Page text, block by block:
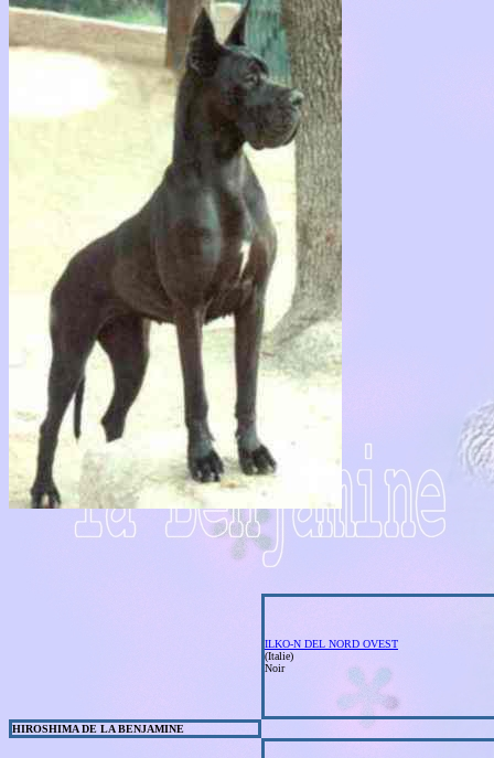
ILKO-N DEL NORD OVEST
(Italie)
Noir
HIROSHIMA DE LA BENJAMINE